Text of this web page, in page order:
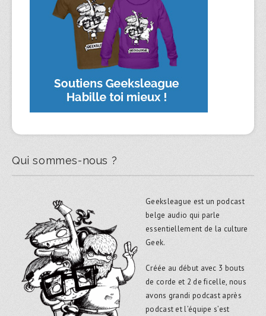
Qui sommes-nous ?
Geeksleague est un podcast
belge audio qui parle
essentiellement de la culture
Geek.
Créée au début avec 3 bouts
de corde et 2 de ficelle, nous
avons grandi podcast après
podcast et l’équipe s’est